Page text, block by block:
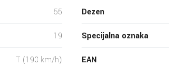
55
19
T (190 km/h)
Dezen
Specijalna oznaka
EAN